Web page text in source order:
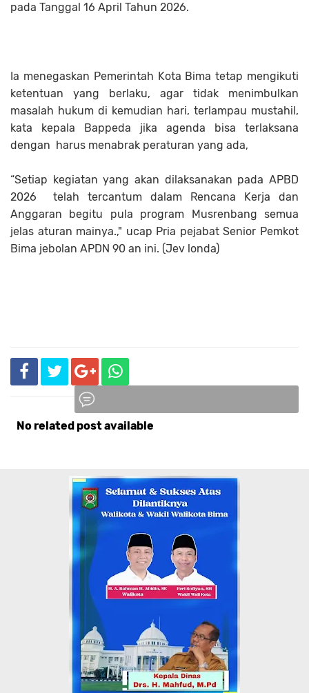
pada Tanggal 16 April Tahun 2026.
Ia menegaskan Pemerintah Kota Bima tetap mengikuti
ketentuan yang berlaku, agar tidak menimbulkan
masalah hukum di kemudian hari, terlampau mustahil,
kata kepala Bappeda jika agenda bisa terlaksana
dengan harus menabrak peraturan yang ada,
“Setiap kegiatan yang akan dilaksanakan pada APBD
2026 telah tercantum dalam Rencana Kerja dan
Anggaran begitu pula program Musrenbang semua
jelas aturan mainya.," ucap Pria pejabat Senior Pemkot
Bima jebolan APDN 90 an ini. (Jev londa)
No related post available